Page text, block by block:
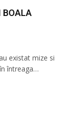
BOALA
existat mize si
întreaga…